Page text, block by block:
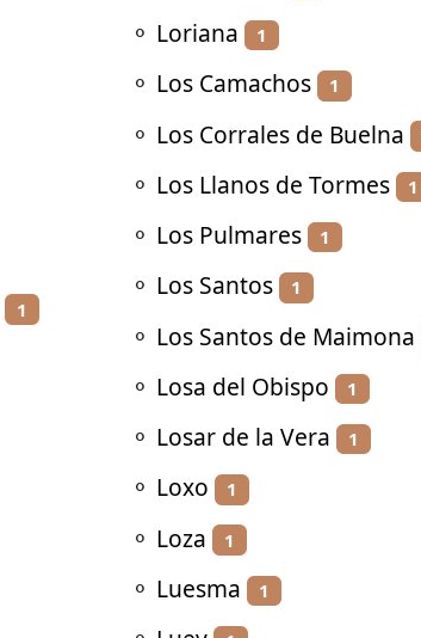
1
⚬ Loriana 1
⚬ Los Camachos 1
⚬ Los Corrales de Buelna
⚬ Los Llanos de Tormes 1
⚬ Los Pulmares 1
⚬ Los Santos 1
⚬ Los Santos de Maimona
⚬ Losa del Obispo 1
⚬ Losar de la Vera 1
⚬ Loxo 1
⚬ Loza 1
⚬ Luesma 1